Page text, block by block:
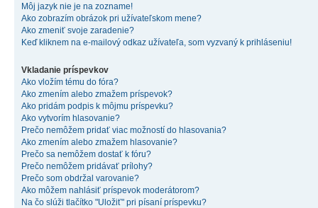
Môj jazyk nie je na zozname!
Ako zobrazím obrázok pri užívateľskom mene?
Ako zmeniť svoje zaradenie?
Keď kliknem na e-mailový odkaz užívateľa, som vyzvaný k prihláseniu!
Vkladanie príspevkov
Ako vložím tému do fóra?
Ako zmením alebo zmažem príspevok?
Ako pridám podpis k môjmu príspevku?
Ako vytvorím hlasovanie?
Prečo nemôžem pridať viac možností do hlasovania?
Ako zmením alebo zmažem hlasovanie?
Prečo sa nemôžem dostať k fóru?
Prečo nemôžem pridávať prílohy?
Prečo som obdržal varovanie?
Ako môžem nahlásiť príspevok moderátorom?
Na čo slúži tlačítko "Uložiť" pri písaní príspevku?